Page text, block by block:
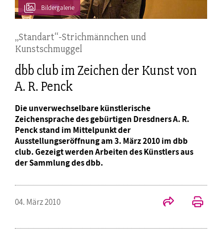
Bildergalerie
„Standart“-Strichmännchen und
Kunstschmuggel
dbb club im Zeichen der Kunst von
A. R. Penck
Die unverwechselbare künstlerische
Zeichensprache des gebürtigen Dresdners A. R.
Penck stand im Mittelpunkt der
Ausstellungseröffnung am 3. März 2010 im dbb
club. Gezeigt werden Arbeiten des Künstlers aus
der Sammlung des dbb.
04. März 2010